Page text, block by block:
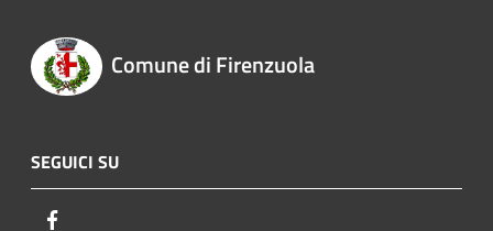
Comune di Firenzuola
SEGUICI SU